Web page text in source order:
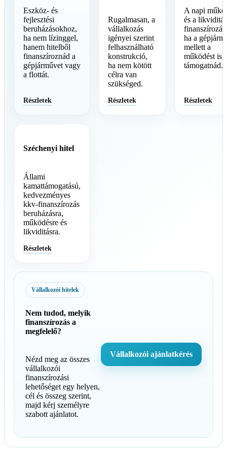
Eszköz- és
fejlesztési
beruházásokhoz,
ha nem lízinggel,
hanem hitelből
finanszíroznád a
gépjárművet vagy
a flottát.
Részletek
Rugalmasan, a
vállalkozás
igényei szerint
felhasználható
konstrukció,
ha nem kötött
célra van
szükséged.
Részletek
A napi
és a likviditás
ha a
mellett a
működést is
támogatnád.
Részletek
Széchenyi hitel
Állami
kamattámogatású,
kedvezményes
kkv-finanszírozás
beruházásra,
működésre és
likviditásra.
Részletek
Vállalkozói hitelek
Nem tudod, melyik
finanszírozás a
megfelelő?
Nézd meg az összes
vállalkozói
finanszírozási
lehetőséget egy helyen,
cél és összeg szerint,
majd kérj személyre
szabott ajánlatot.
Vállalkozói ajánlatkérés